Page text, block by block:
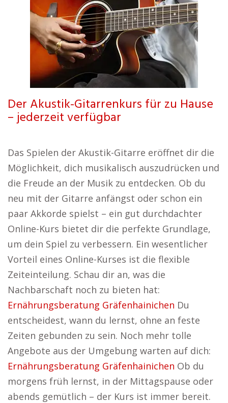
Der Akustik-Gitarrenkurs für zu Hause
– jederzeit verfügbar
Das Spielen der Akustik-Gitarre eröffnet dir die
Möglichkeit, dich musikalisch auszudrücken und
die Freude an der Musik zu entdecken. Ob du
neu mit der Gitarre anfängst oder schon ein
paar Akkorde spielst – ein gut durchdachter
Online-Kurs bietet dir die perfekte Grundlage,
um dein Spiel zu verbessern. Ein wesentlicher
Vorteil eines Online-Kurses ist die flexible
Zeiteinteilung. Schau dir an, was die
Nachbarschaft noch zu bieten hat:
Ernährungsberatung Gräfenhainichen Du
entscheidest, wann du lernst, ohne an feste
Zeiten gebunden zu sein. Noch mehr tolle
Angebote aus der Umgebung warten auf dich:
Ernährungsberatung Gräfenhainichen Ob du
morgens früh lernst, in der Mittagspause oder
abends gemütlich – der Kurs ist immer bereit.